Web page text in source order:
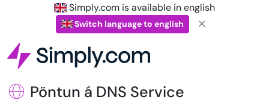
Simply.com is available in english
Switch language to english
Pöntun á DNS Service